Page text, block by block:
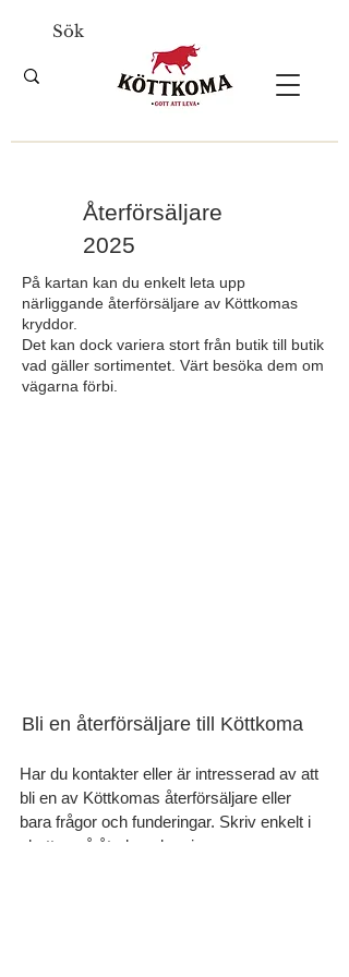
Återförsäljare
2025
På kartan kan du enkelt leta upp
närliggande återförsäljare av Köttkomas
kryddor.
Det kan dock variera stort från butik till butik
vad gäller sortimentet. Värt besöka dem om
vägarna förbi.
Bli en återförsäljare till Köttkoma
Har du kontakter eller är intresserad av att
bli en av Köttkomas återförsäljare eller
bara frågor och funderingar. Skriv enkelt i
chatten så återkopplar vi.